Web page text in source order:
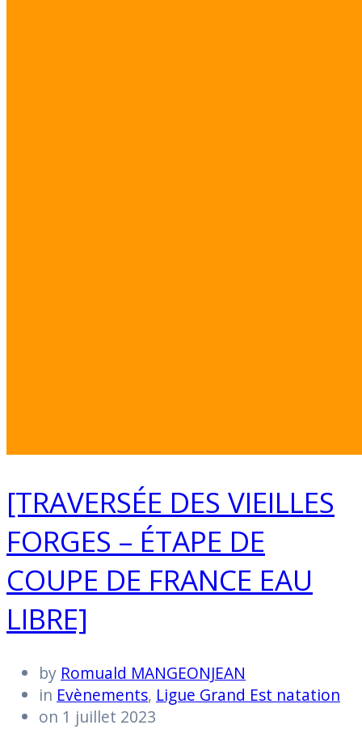
[TRAVERSÉE DES VIEILLES
FORGES – ÉTAPE DE
COUPE DE FRANCE EAU
LIBRE]
by Romuald MANGEONJEAN
in Evènements, Ligue Grand Est natation
on 1 juillet 2023